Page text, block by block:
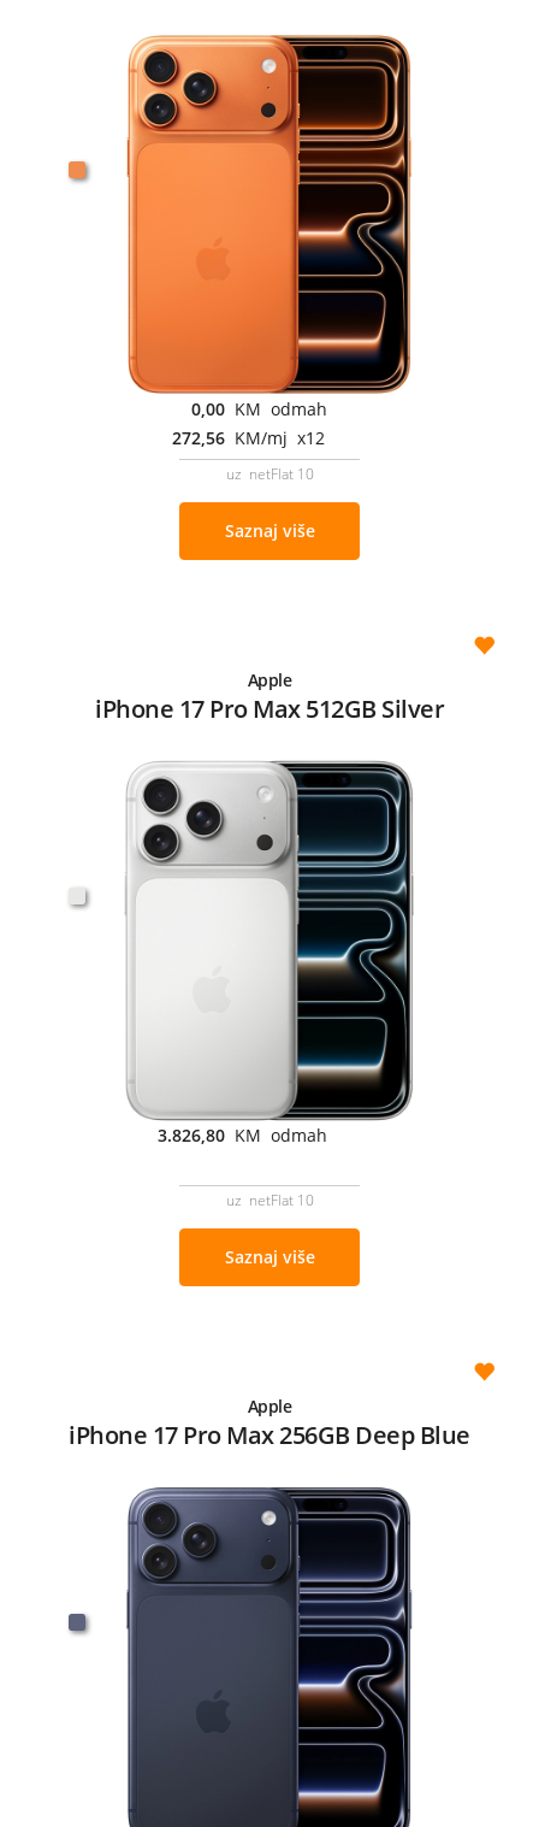
0,00 KM odmah
272,56 KM/mj x12
uz netFlat 10
Saznaj više
Apple
iPhone 17 Pro Max 512GB Silver
3.826,80 KM odmah
uz netFlat 10
Saznaj više
Apple
iPhone 17 Pro Max 256GB Deep Blue